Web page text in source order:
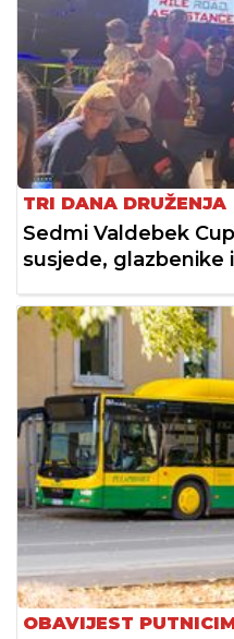
TRI DANA DRUŽENJA
Sedmi Valdebek
susjede, glazbenike
OBAVIJEST